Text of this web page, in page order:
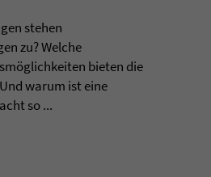
stehen
zu? Welche
bieten die
warum ist eine
so ...